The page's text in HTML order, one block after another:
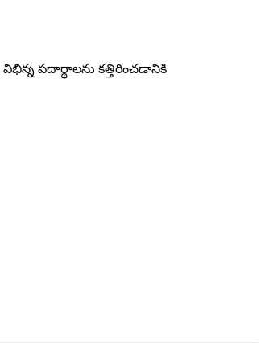
పదార్థాలను కత్తిరించడానికి